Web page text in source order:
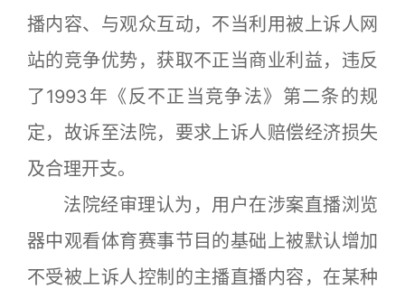
播内容、与观众互动，不当利用被上诉人网
站的竞争优势，获取不正当商业利益，违反
了1993年《反不正当竞争法》第二条的规
定，故诉至法院，要求上诉人赔偿经济损失
及合理开支。
法院经审理认为，用户在涉案直播浏览
器中观看体育赛事节目的基础上被默认增加
不受被上诉人控制的主播直播内容，在某种